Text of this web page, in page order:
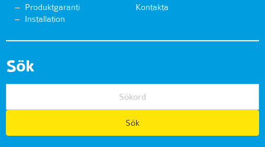
Produktgaranti
Installation
Kontakta
Sök